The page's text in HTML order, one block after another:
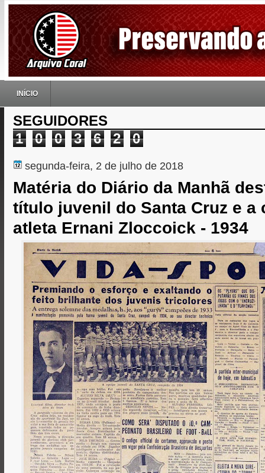
INÍCIO
SEGUIDORES
1
0 0 3 6 2 0
segunda-feira, 2 de julho de 2018
Matéria do Diário da Manhã
título juvenil do Santa Cruz e a
atleta Ernani Zloccoick - 1934